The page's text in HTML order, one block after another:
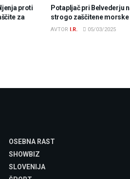
proti
za
Potapljač pri Belvederju
strogo zaščitene
AVTOR I.R. 05/03/2025
OSEBNA RAST
SHOWBIZ
SLOVENIJA